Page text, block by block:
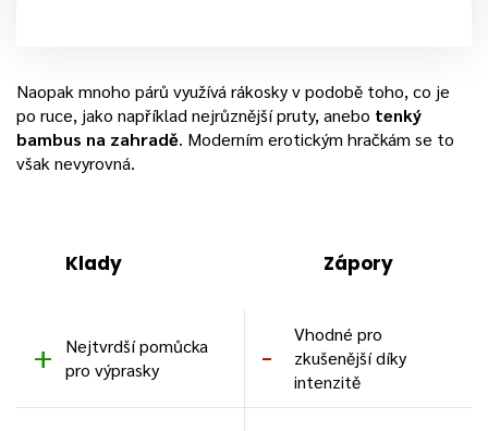
Naopak mnoho párů využívá rákosky v podobě toho, co je
po ruce, jako například nejrůznější pruty, anebo tenký
bambus na zahradě. Moderním erotickým hračkám se to
však nevyrovná.
Klady Zápory
Nejtvrdší pomůcka
pro výprasky
Vhodné pro
zkušenější díky
intenzitě